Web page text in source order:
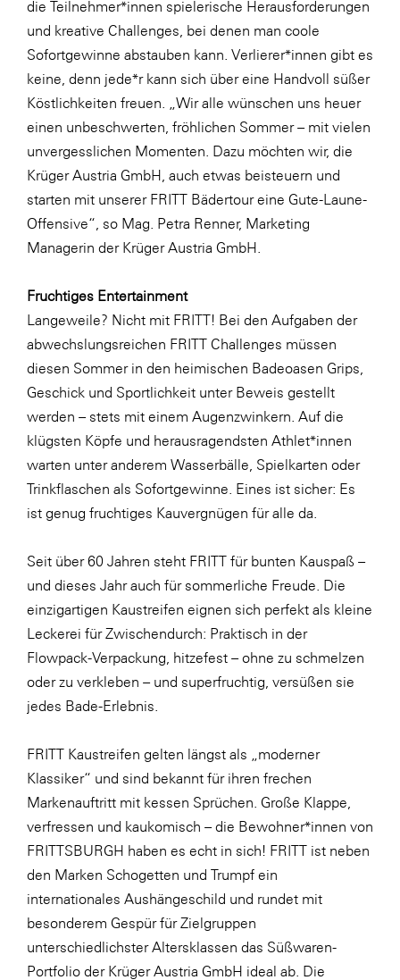
WKS Fachgruppe Finanzdienstleister
WK UBIT
Zühlke
Media
die Teilnehmer*innen spielerische Herausforderungen
und kreative Challenges, bei denen man coole
Sofortgewinne abstauben kann. Verlierer*innen gibt es
keine, denn jede*r kann sich über eine Handvoll süßer
Köstlichkeiten freuen. „Wir alle wünschen uns heuer
einen unbeschwerten, fröhlichen Sommer – mit vielen
unvergesslichen Momenten. Dazu möchten wir, die
Krüger Austria GmbH, auch etwas beisteuern und
starten mit unserer FRITT Bädertour eine Gute-Laune-
Offensive“, so Mag. Petra Renner, Marketing
Managerin der Krüger Austria GmbH.
Fruchtiges Entertainment
Langeweile? Nicht mit FRITT! Bei den Aufgaben der
abwechslungsreichen FRITT Challenges müssen
diesen Sommer in den heimischen Badeoasen Grips,
Geschick und Sportlichkeit unter Beweis gestellt
werden – stets mit einem Augenzwinkern. Auf die
klügsten Köpfe und herausragendsten Athlet*innen
warten unter anderem Wasserbälle, Spielkarten oder
Trinkflaschen als Sofortgewinne. Eines ist sicher: Es
ist genug fruchtiges Kauvergnügen für alle da.
Seit über 60 Jahren steht FRITT für bunten Kauspaß –
und dieses Jahr auch für sommerliche Freude. Die
einzigartigen Kaustreifen eignen sich perfekt als kleine
Leckerei für Zwischendurch: Praktisch in der
Flowpack-Verpackung, hitzefest – ohne zu schmelzen
oder zu verkleben – und superfruchtig, versüßen sie
jedes Bade-Erlebnis.
FRITT Kaustreifen gelten längst als „moderner
Klassiker“ und sind bekannt für ihren frechen
Markenauftritt mit kessen Sprüchen. Große Klappe,
verfressen und kaukomisch – die Bewohner*innen von
FRITTSBURGH haben es echt in sich! FRITT ist neben
den Marken Schogetten und Trumpf ein
internationales Aushängeschild und rundet mit
besonderem Gespür für Zielgruppen
unterschiedlichster Altersklassen das Süßwaren-
Portfolio der Krüger Austria GmbH ideal ab. Die